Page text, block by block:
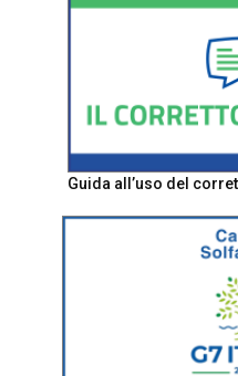
Guida all’uso del